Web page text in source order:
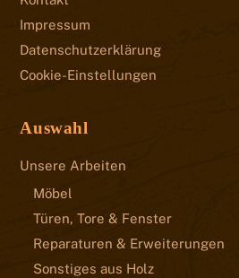
Impressum
Datenschutzerklärung
Cookie-Einstellungen
Auswahl
Unsere Arbeiten
Möbel
Türen, Tore & Fenster
Reparaturen & Erweiterungen
Sonstiges aus Holz